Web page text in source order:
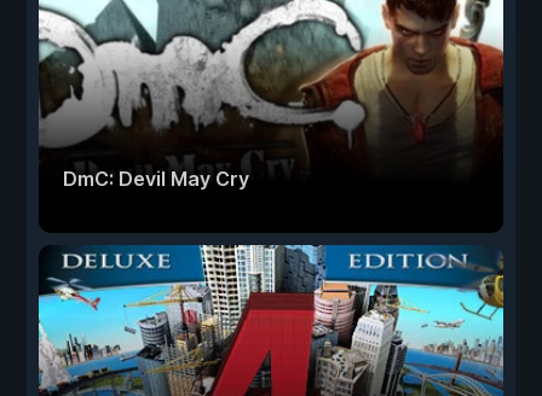
DmC: Devil May Cry